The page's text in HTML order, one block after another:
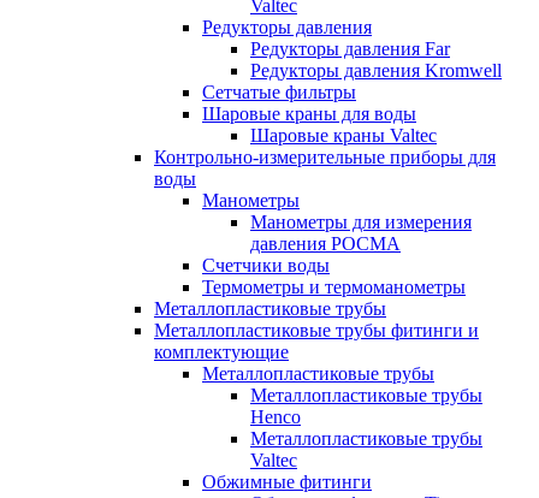
Valtec
Редукторы давления
Редукторы давления Far
Редукторы давления Kromwell
Сетчатые фильтры
Шаровые краны для воды
Шаровые краны Valtec
Контрольно-измерительные приборы для
воды
Манометры
Манометры для измерения
давления РОСМА
Счетчики воды
Термометры и термоманометры
Металлопластиковые трубы
Металлопластиковые трубы фитинги и
комплектующие
Металлопластиковые трубы
Металлопластиковые трубы
Henco
Металлопластиковые трубы
Valtec
Обжимные фитинги